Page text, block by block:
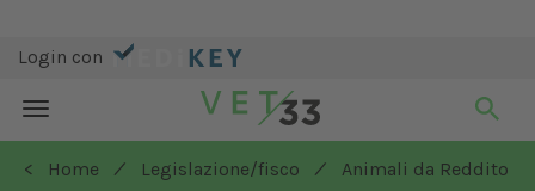
Login con
Toggle
navigation
< Home
/ Legislazione/fisco / Animali da Reddito